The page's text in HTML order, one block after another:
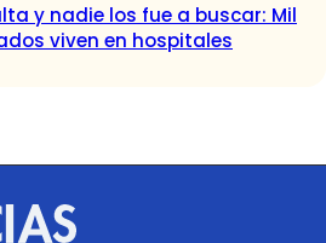
y nadie los fue a buscar: Mil
viven en hospitales